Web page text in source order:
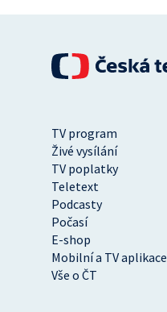
TV program
Živé vysílání
TV poplatky
Teletext
Podcasty
Počasí
E-shop
Mobilní a TV aplikace
Vše o ČT